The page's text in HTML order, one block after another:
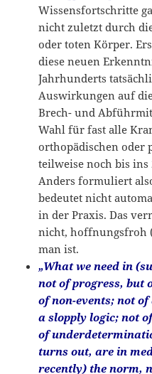
Wissensfortschritte
nicht zuletzt durch
oder toten Körper.
diese neuen
Jahrhunderts
Auswirkungen auf
Brech- und
Wahl für fast alle
orthopädischen oder
teilweise noch bis
Anders formuliert
bedeutet nicht
in der Praxis. Das
nicht, hoffnungsfroh
man ist.
„What we need in
not of progress, but
of non-events; not
a slopply logic; not
of
turns out, are in
recently) the norm,